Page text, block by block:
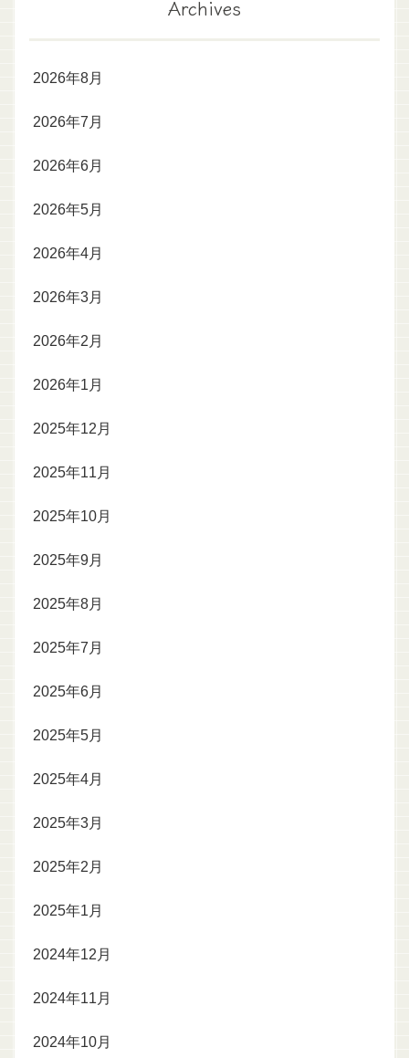
Archives
2026年8月
2026年7月
2026年6月
2026年5月
2026年4月
2026年3月
2026年2月
2026年1月
2025年12月
2025年11月
2025年10月
2025年9月
2025年8月
2025年7月
2025年6月
2025年5月
2025年4月
2025年3月
2025年2月
2025年1月
2024年12月
2024年11月
2024年10月